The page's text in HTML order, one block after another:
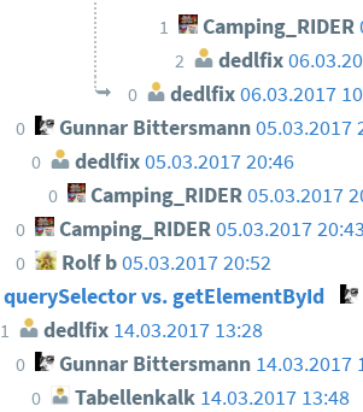
1 Camping_RIDER
2 dedlfix
0 dedlfix06.03.2017
0 Gunnar Bittersmann05.03.2017
0 dedlfix05.03.2017 20:46
0 Camping_RIDER05.03.2017
0 Camping_RIDER05.03.2017
0 Rolf b05.03.2017 20:52
querySelector vs. getElementById
1 dedlfix 14.03.2017 13:28
0 Gunnar Bittersmann 14.03.2017
0 Tabellenkalk 14.03.2017 13:48